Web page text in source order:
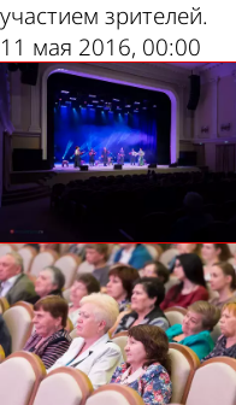
участием зрителей.
11 мая 2016, 00:00